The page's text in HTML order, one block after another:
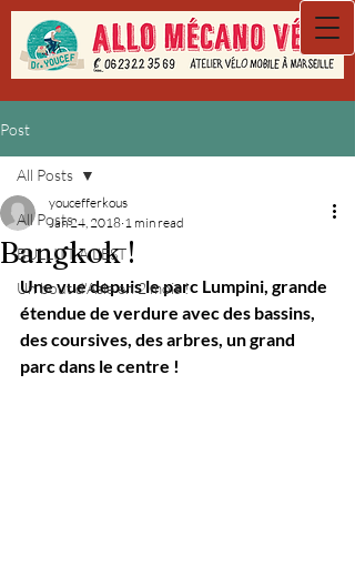
Post
All Posts
BULLITT A L'EST
Un bout d'Asie en 2 mois !
All Posts
Bangkok !
youcefferkous
Jan 24, 2018 1 min read
Une vue depuis le parc Lumpini, grande
étendue de verdure avec des bassins,
des coursives, des arbres, un grand
parc dans le centre !